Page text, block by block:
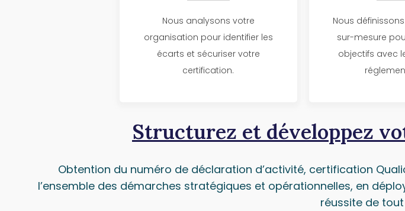
Nous analysons votre
organisation pour identifier les
écarts et sécuriser votre
certification.
Nous
sur-mesure
objectifs avec
Structurez et développez
Obtention du numéro de déclaration d’activité, certification
l’ensemble des démarches stratégiques et opérationnelles, en
réussite de